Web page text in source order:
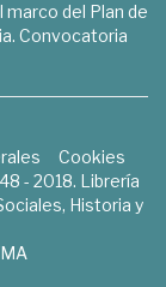
del Plan de
Convocatoria
Cookies
- 2018. Librería
Historia y